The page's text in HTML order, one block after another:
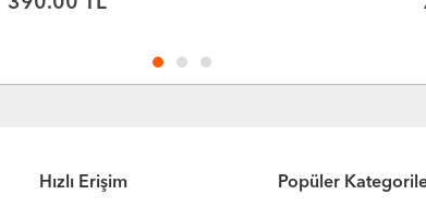
Hızlı Erişim Popüler